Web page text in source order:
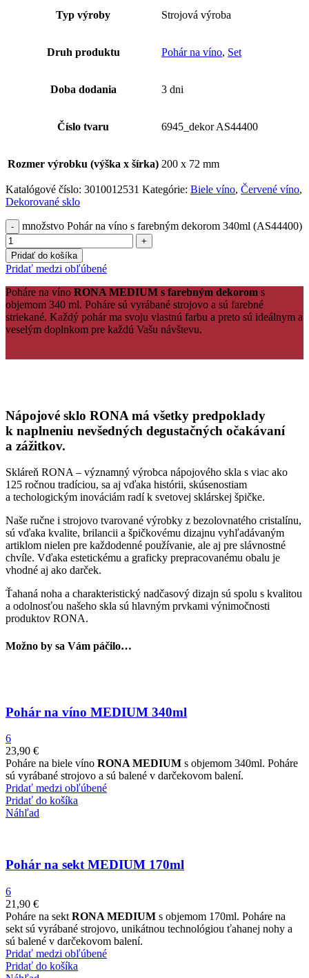
Typ výroby Strojová výroba
Druh produktu Pohár na víno, Set
Doba dodania 3 dni
Číslo tvaru 6945_dekor AS44400
Rozmer výrobku (výška x šírka) 200 x 72 mm
Katalógové číslo: 3010012531 Kategórie: Biele víno, Červené víno,
Dekorované sklo
množstvo Pohár na víno s farebným dekorom 340ml (AS44400)
Pridať do košíka
Pridať medzi obľúbené
Poháre na víno RONA MEDIUM s farebným dekorom s
objemom 340 ml. Poháre sú vyrábané strojovo a sú farebné
striekané. Každý pohár ma svoju vlastnú farbu a preto sú ideálnym a
veselým doplnkom pre každú Vašu návštevu.
Nápojové sklo RONA má všetky predpoklady
k naplneniu nevšedných degustačných očakávaní
a zážitkov.
Skláreň RONA – významný výrobca nápojového skla s viac ako
125 ročnou tradíciou, sa aj vďaka histórii, skúsenostiam
a techologickým inováciám radí k svetovej sklárskej špičke.
Naše ručne i strojovo tvarované výrobky z bezolovnatého cristalínu,
sú vďaka kvalite, brilancii a špičkovému dizajnu vyhľadávaným
artiklom nielen pre každodenné používanie, ale aj pre slávnostné
chvíle. Vďaka estetickému a graficky prepracovanému obalu je
vhodné aj ako darček.
Ťahaná noha a charakteristický nadčasový dizajn sú spolu s kvalitou
a odolnosťou našeho skla sú hlavným prvkami výnimočnosti
produktov RONA.
Možno by sa Vám páčilo…
Pohár na víno MEDIUM 340ml
6
23,90 €
Poháre na biele víno RONA MEDIUM s objemom 340ml. Poháre
sú vyrábané strojovo a sú balené v darčekovom balení.
Pridať medzi obľúbené
Pridať do košíka
Náhľad
Pohár na sekt MEDIUM 170ml
6
21,90 €
Poháre na sekt RONA MEDIUM s objemom 170ml. Poháre na
sekt sú vyrábané strojovo, unikátnou technológiou ťahanej nohy a
sú balené v darčekovom balení.
Pridať medzi obľúbené
Pridať do košíka